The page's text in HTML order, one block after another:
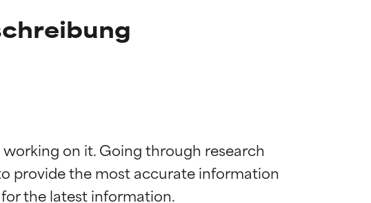
on it. Going through research
provide the most accurate information